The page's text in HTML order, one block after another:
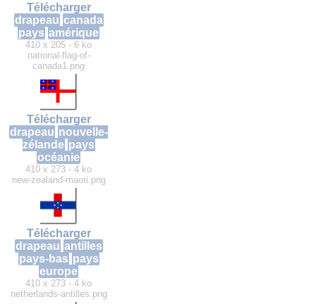
Télécharger
drapeau canada
pays amérique
410 x 205 - 6 ko
national-flag-of-
canada1.png
Télécharger
drapeau nouvelle-
zélande pays
océanie
410 x 273 - 4 ko
new-zealand-maori.png
Télécharger
drapeau antilles
pays-bas pays
europe
410 x 273 - 4 ko
netherlands-antilles.png